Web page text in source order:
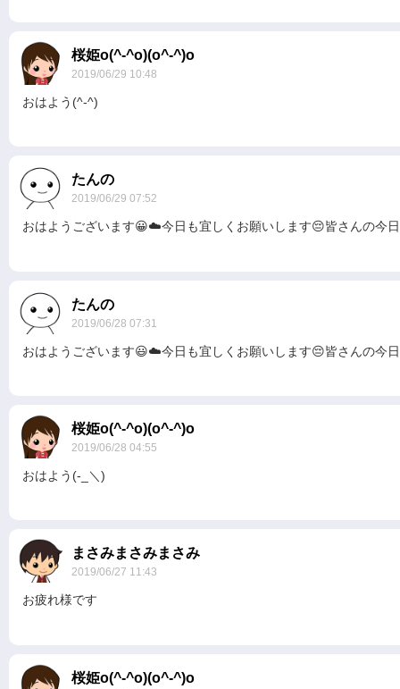
桜姫o(^-^o)(o^-^)o
2019/06/29 10:48
おはよう(^-^)
たんの
2019/06/29 07:52
おはようございます😀☁️今日も宜しくお願いします😔皆さんの今
たんの
2019/06/28 07:31
おはようございます😃☁️今日も宜しくお願いします😔皆さんの今
桜姫o(^-^o)(o^-^)o
2019/06/28 04:55
おはよう(-_＼)
まさみまさみまさみ
2019/06/27 11:43
お疲れ様です
桜姫o(^-^o)(o^-^)o